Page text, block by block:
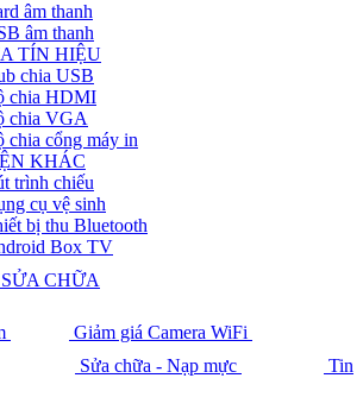
âm thanh
âm thanh
TÍN HIỆU
chia USB
chia HDMI
chia VGA
chia cổng máy in
KHÁC
trình chiếu
cụ vệ sinh
bị thu Bluetooth
Box TV
CHỮA
Giảm giá Camera WiFi
Sửa chữa - Nạp mực
Tin